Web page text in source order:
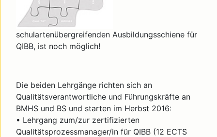
schulartenübergreifenden Ausbildungsschiene für
QIBB, ist noch möglich!
Die beiden Lehrgänge richten sich an
Qualitätsverantwortliche und Führungskräfte an
BMHS und BS und starten im Herbst 2016:
• Lehrgang zum/zur zertifizierten
Qualitätsprozessmanager/in für QIBB (12 ECTS